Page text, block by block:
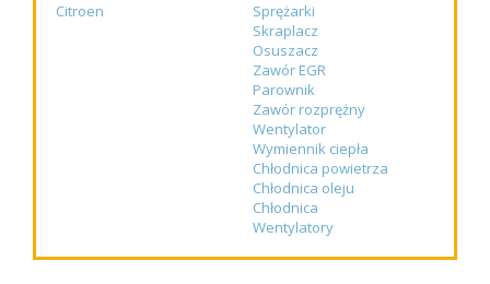
Citroen
Sprężarki
Skraplacz
Osuszacz
Zawór EGR
Parownik
Zawór rozprężny
Wentylator
Wymiennik ciepła
Chłodnica powietrza
Chłodnica oleju
Chłodnica
Wentylatory